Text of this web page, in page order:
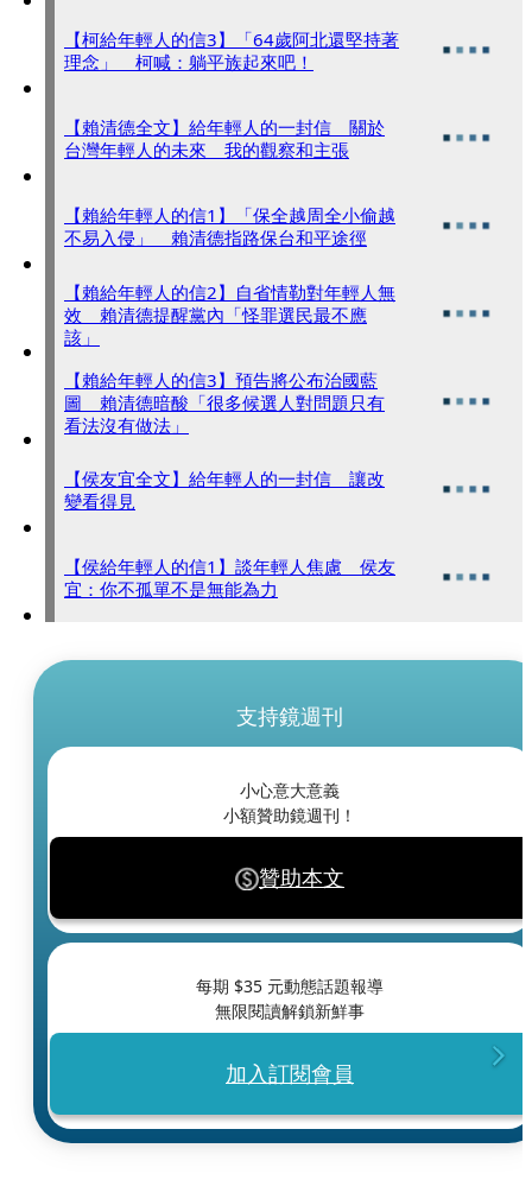
【柯給年輕人的信3】「64歲阿北還堅持著
理念」 柯喊：躺平族起來吧！
【賴清德全文】給年輕人的一封信 關於
台灣年輕人的未來 我的觀察和主張
【賴給年輕人的信1】「保全越周全小偷越
不易入侵」 賴清德指路保台和平途徑
【賴給年輕人的信2】自省情勒對年輕人無
效 賴清德提醒黨內「怪罪選民最不應
該」
【賴給年輕人的信3】預告將公布治國藍
圖 賴清德暗酸「很多候選人對問題只有
看法沒有做法」
【侯友宜全文】給年輕人的一封信 讓改
變看得見
【侯給年輕人的信1】談年輕人焦慮 侯友
宜：你不孤單不是無能為力
支持鏡週刊
小心意大意義
小額贊助鏡週刊！
贊助本文
每期 $35 元動態話題報導
無限閱讀解鎖新鮮事
加入訂閱會員